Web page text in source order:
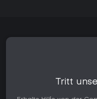
Tritt